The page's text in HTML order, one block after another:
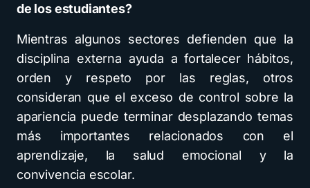
de los estudiantes?
Mientras algunos sectores defienden que la
disciplina externa ayuda a fortalecer hábitos,
orden y respeto por las reglas, otros
consideran que el exceso de control sobre la
apariencia puede terminar desplazando temas
más importantes relacionados con el
aprendizaje, la salud emocional y la
convivencia escolar.